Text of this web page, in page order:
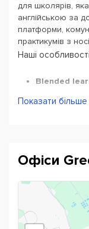
для школярів,
англійською за
платформи,
практикумів з
Наші
Blended
-
Flipped
Авторські
Green
Унікальна
Показати
Офіси